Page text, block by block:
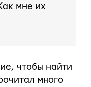
мне их
чтобы найти
много